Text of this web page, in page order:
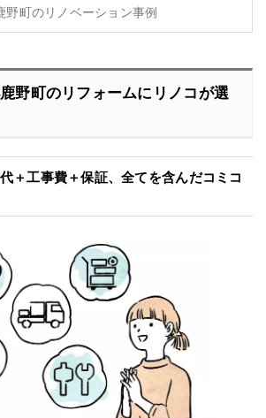
野町のリノベーション事例
野町のリフォームにリノコが選
代＋工事費＋保証、全てを含んだコミコ